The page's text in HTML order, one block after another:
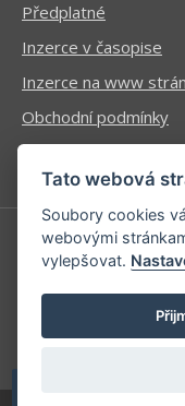
Předplatné
Inzerce v časopise
Inzerce na www
Obchodní podmínky
Ochrana osobních
Příhlášení |
Kontaktní informace
Mapa stránek
Tato webová
Soubory cookies
webovými
vylepšovat.